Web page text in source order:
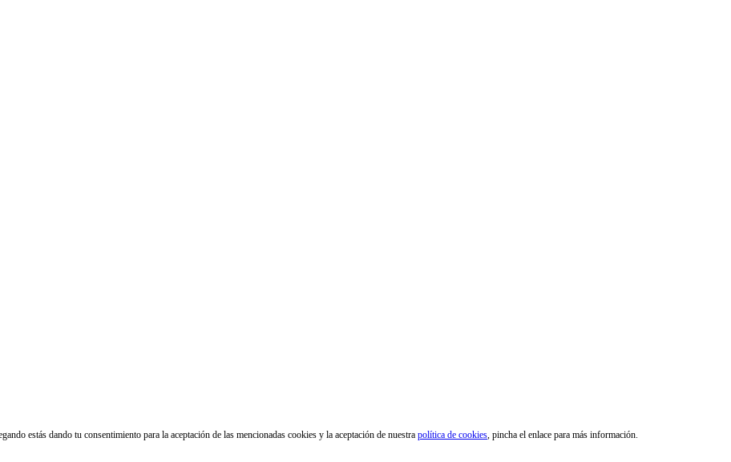
estás dando tu consentimiento para la aceptación de las mencionadas cookies y la aceptación de nuestra política de cookies, pincha el enlace para más información.